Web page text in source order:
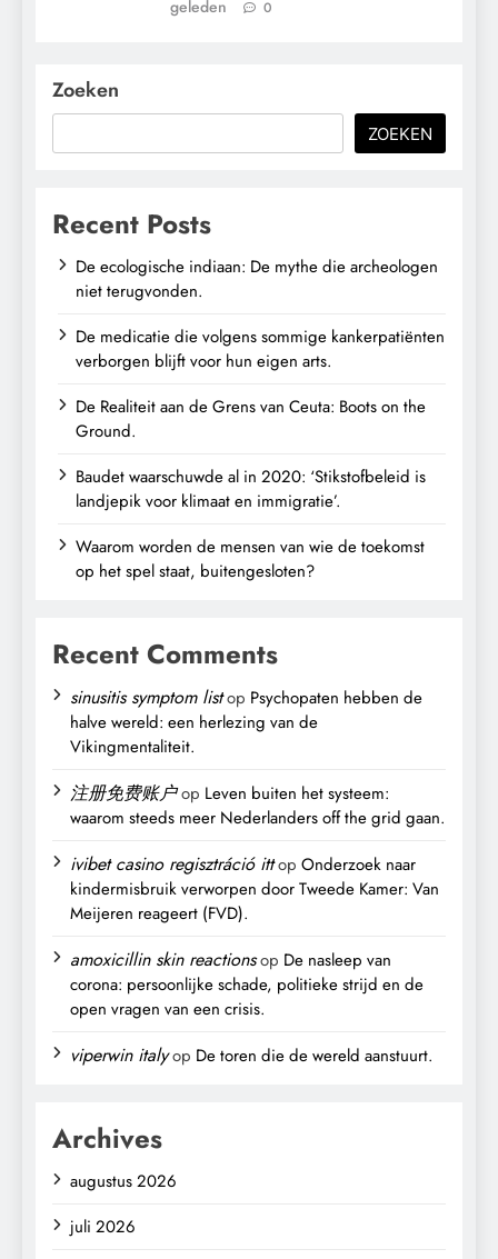
geleden 0
Zoeken
ZOEKEN
Recent Posts
De ecologische indiaan: De mythe die archeologen
niet terugvonden.
De medicatie die volgens sommige kankerpatiënten
verborgen blijft voor hun eigen arts.
De Realiteit aan de Grens van Ceuta: Boots on the
Ground.
Baudet waarschuwde al in 2020: ‘Stikstofbeleid is
landjepik voor klimaat en immigratie’.
Waarom worden de mensen van wie de toekomst
op het spel staat, buitengesloten?
Recent Comments
sinusitis symptom listop Psychopaten hebben de
halve wereld: een herlezing van de
Vikingmentaliteit.
注册免费账户op Leven buiten het systeem:
waarom steeds meer Nederlanders off the grid gaan.
ivibet casino regisztráció ittop Onderzoek naar
kindermisbruik verworpen door Tweede Kamer: Van
Meijeren reageert (FVD).
amoxicillin skin reactionsop De nasleep van
corona: persoonlijke schade, politieke strijd en de
open vragen van een crisis.
viperwin italyop De toren die de wereld aanstuurt.
Archives
augustus 2026
juli 2026